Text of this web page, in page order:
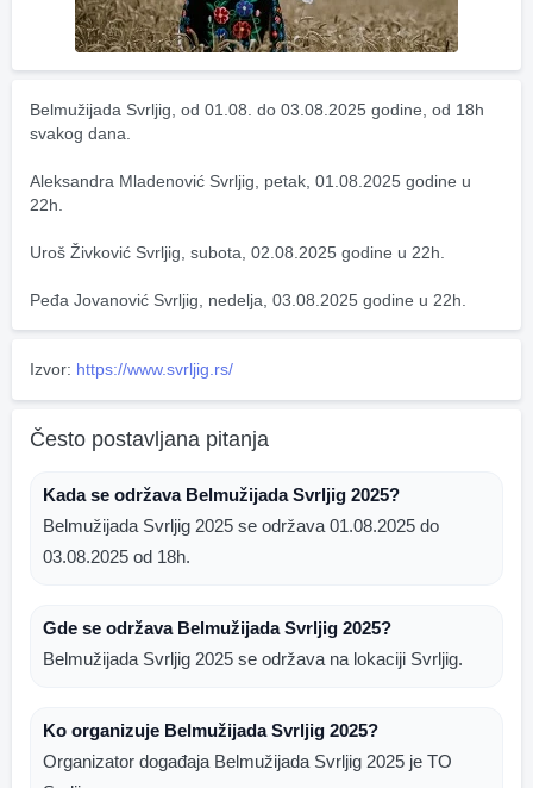
Belmužijada Svrljig, od 01.08. do 03.08.2025 godine, od 18h
svakog dana.
Aleksandra Mladenović Svrljig, petak, 01.08.2025 godine u
22h.
Uroš Živković Svrljig, subota, 02.08.2025 godine u 22h.
Peđa Jovanović Svrljig, nedelja, 03.08.2025 godine u 22h.
Izvor: https://www.svrljig.rs/
Često postavljana pitanja
Kada se održava Belmužijada Svrljig 2025?
Belmužijada Svrljig 2025 se održava 01.08.2025 do
03.08.2025 od 18h.
Gde se održava Belmužijada Svrljig 2025?
Belmužijada Svrljig 2025 se održava na lokaciji Svrljig.
Ko organizuje Belmužijada Svrljig 2025?
Organizator događaja Belmužijada Svrljig 2025 je TO